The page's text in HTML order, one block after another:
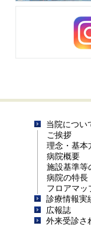
当院につい
ご挨拶
理念・基本
病院概要
施設基準等
病院の特長
フロアマッ
診療情報実
広報誌
外来受診さ